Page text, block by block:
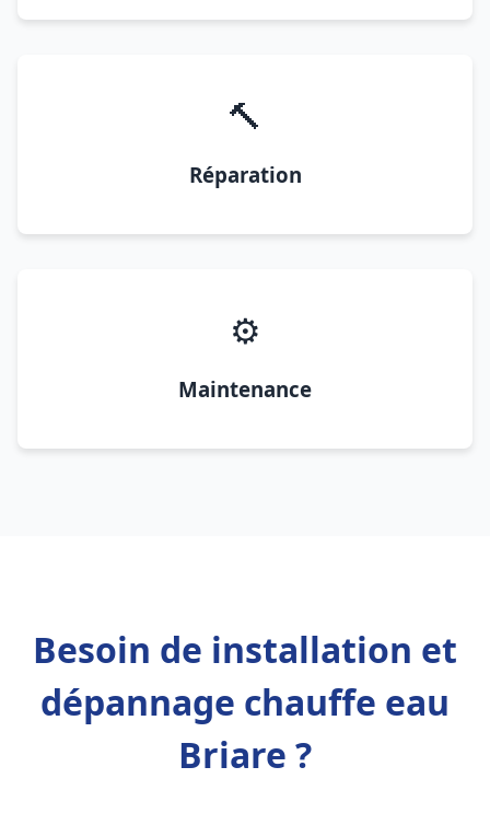
🔨
Réparation
⚙️
Maintenance
Besoin de installation et
dépannage chauffe eau
Briare ?